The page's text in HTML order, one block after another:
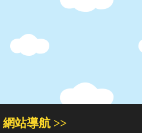
網站導航 >>